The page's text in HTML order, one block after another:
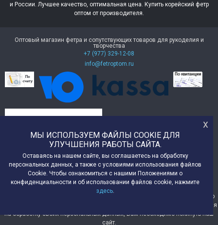
и России. Лучшее качество, оптимальная цена. Купить корейский фетр
оптом от производителя.
Оптовый магазин фетра и сопутствующих товаров для рукоделия и
творчества
+7 (977) 329-12-08
info@fetroptom.ru
© 2014-2024 ИМ "ФетрОптом", 2026
Мы получаем и обрабатываем персональные данные посетителей нашего
. Если Вы не даете согласия
на обработку своих персональных данных, Вам необходимо покинуть наш
сайт.
х
МЫ ИСПОЛЬЗУЕМ ФАЙЛЫ COOKIE ДЛЯ
УЛУЧШЕНИЯ РАБОТЫ САЙТА.
Оставаясь на нашем сайте, вы соглашаетесь на обработку
персональных данных, а также с условиями использования файлов
Cookie. Чтобы ознакомиться с нашими Положениями о
конфиденциальности и об использовании файлов cookie, нажмите
здесь.